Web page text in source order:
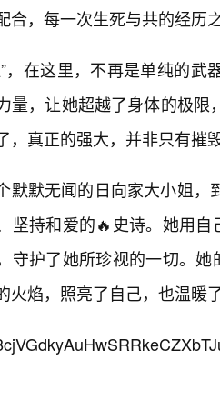
合，每一次生死与共的经历
”，在这里，不再是单纯的
量，让她超越了身体的极
，真正的强大，并非只有摧
默默无闻的日向家大小姐
坚持和爱的🔥史诗。她用
守护了她所珍视的一切。
火焰，照亮了自己，也温暖